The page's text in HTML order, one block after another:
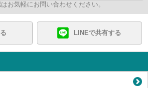
お気軽にお問い合わせください。
LINEで共有する